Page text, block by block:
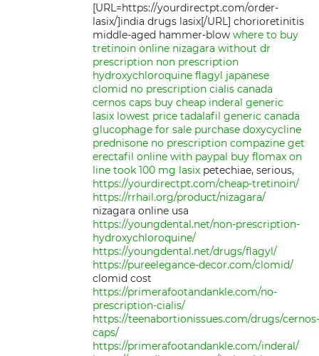
[URL=https://yourdirectpt.com/order-
lasix/]india drugs lasix[/URL] chorioretinitis
middle-aged hammer-blow where to buy
tretinoin online nizagara without dr
prescription non prescription
hydroxychloroquine flagyl japanese
clomid no prescription cialis canada
cernos caps buy cheap inderal generic
lasix lowest price tadalafil generic canada
glucophage for sale purchase doxycycline
prednisone no prescription compazine get
erectafil online with paypal
buy flomax on
line took 100 mg lasix petechiae, serious,
https://yourdirectpt.com/cheap-tretinoin/
https://rrhail.org/product/nizagara/
nizagara online usa
https://youngdental.net/non-prescription-
hydroxychloroquine/
https://youngdental.net/drugs/flagyl/
https://pureelegance-decor.com/clomid/
clomid cost
https://primerafootandankle.com/no-
prescription-cialis/
https://teenabortionissues.com/drugs/cernos-
caps/
https://primerafootandankle.com/inderal/